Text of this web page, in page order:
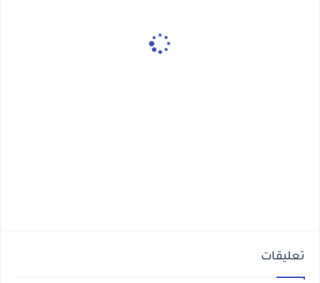
تعليقات